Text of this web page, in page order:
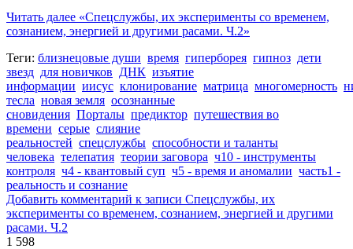
Читать далее «Спецслужбы, их эксперименты со временем,
сознанием, энергией и другими расами. Ч.2»
Теги: близнецовые души время гиперборея гипноз дети
звезд для новичков ДНК изъятие
информации иисус клонирование матрица многомерность
тесла новая земля осознанные
сновидения Порталы предиктор путешествия во
времени серые слияние
реальностей спецслужбы способности и таланты
человека телепатия теории заговора ч10 - инструменты
контроля ч4 - квантовый суп ч5 - время и аномалии часть1 -
реальность и сознание
Добавить комментарий к записи Спецслужбы, их
эксперименты со временем, сознанием, энергией и другими
расами. Ч.2
1 598